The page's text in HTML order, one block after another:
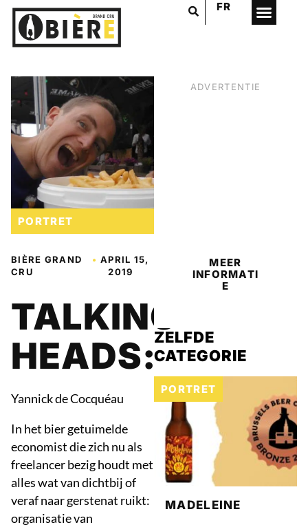
FR
PORTRET
BIÈRE GRAND
CRU
• APRIL 15,
2019
TALKING
HEADS:
Yannick de Cocquéau
In het bier getuimelde
economist die zich nu als
freelancer bezig houdt met
alles wat van dichtbij of
veraf naar gerstenat ruikt:
organisatie van
ADVERTENTIE
MEER
INFORMATI
E
ZELFDE
CATEGORIE
PORTRET
MADELEINE